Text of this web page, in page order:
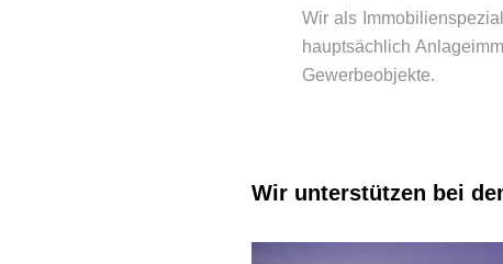
Wir als
hauptsächlich
Gewerbeobjekte.
Wir unterstützen bei